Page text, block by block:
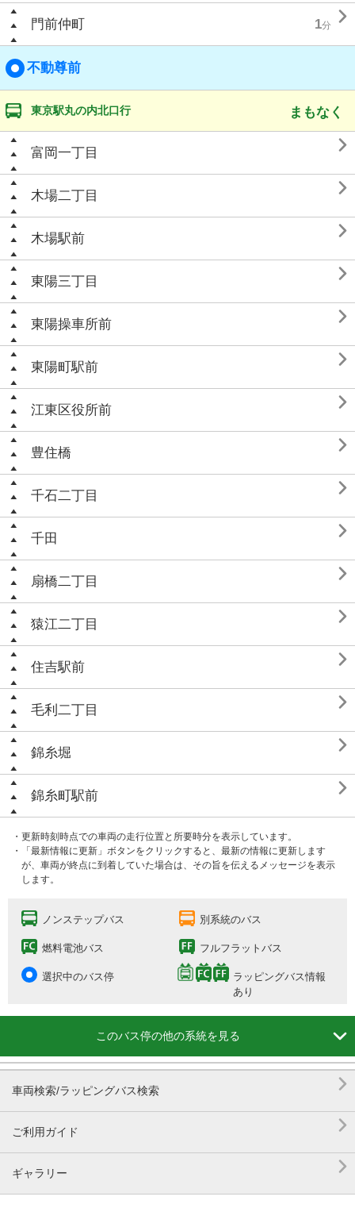
門前仲町 1分 
不動尊前
東京駅丸の内北口行 まもなく
富岡一丁目 
木場二丁目 
木場駅前 
東陽三丁目 
東陽操車所前 
東陽町駅前 
江東区役所前 
豊住橋 
千石二丁目 
千田 
扇橋二丁目 
猿江二丁目 
住吉駅前 
毛利二丁目 
錦糸堀 
錦糸町駅前 
・更新時刻時点での車両の走行位置と所要時分を表示しています。
・「最新情報に更新」ボタンをクリックすると、最新の情報に更新します
が、車両が終点に到着していた場合は、その旨を伝えるメッセージを表示
します。
ノンステップバス 別系統のバス
燃料電池バス フルフラットバス
選択中のバス停
ラッピングバス情報
あり
このバス停の他の系統を見る 
車両検索/ラッピングバス検索 
ご利用ガイド 
ギャラリー 